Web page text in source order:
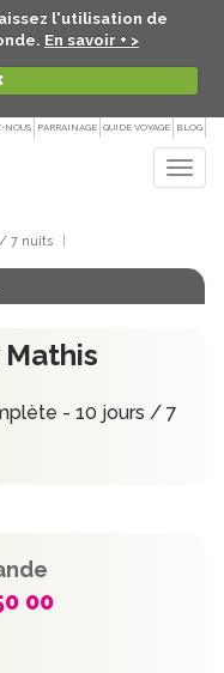
l'utilisation de
En savoir + >
NOUS PARRAINAGE GUIDE VOYAGE BLOG
/ 7 nuits
- 10 jours / 7
00